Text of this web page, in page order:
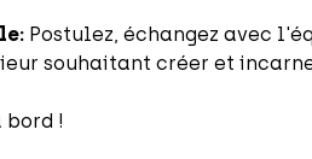
Postulez, échangez avec
souhaitant créer et
bord !